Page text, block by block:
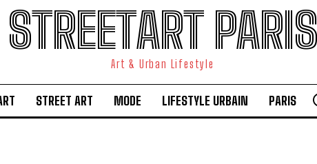
STREETART PARIS
Art & Urban Lifestyle
STREET ART MODE LIFESTYLE URBAIN PARIS